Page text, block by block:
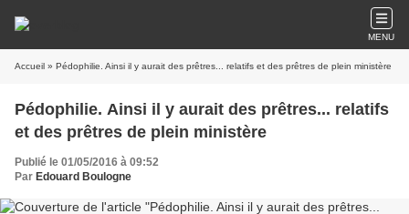
MENU
Accueil » Pédophilie. Ainsi il y aurait des prêtres... relatifs et des prêtres de plein ministère
Pédophilie. Ainsi il y aurait des prêtres... relatifs
et des prêtres de plein ministère
Publié le 01/05/2016 à 09:52
Par Edouard Boulogne